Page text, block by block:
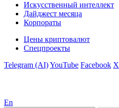
Искусственный интеллект
Дайджест месяца
Корпораты
Цены криптовалют
Спецпроекты
Telegram (AI)YouTube Facebook X
En